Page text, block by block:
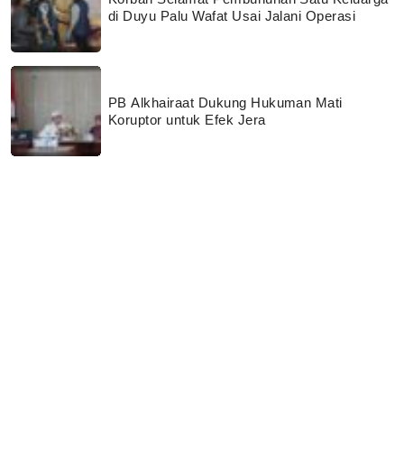
di Duyu Palu Wafat Usai Jalani Operasi
PB Alkhairaat Dukung Hukuman Mati
Koruptor untuk Efek Jera